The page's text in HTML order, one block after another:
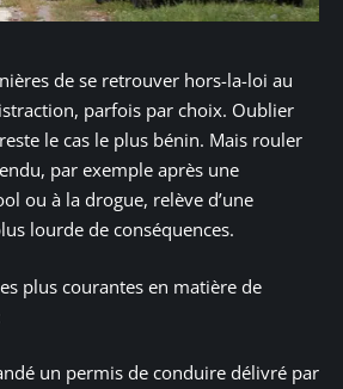
de se retrouver hors-la-loi au
parfois par choix. Oublier
le cas le plus bénin. Mais rouler
par exemple après une
ou à la drogue, relève d’une
lourde de conséquences.
plus courantes en matière de
un permis de conduire délivré par